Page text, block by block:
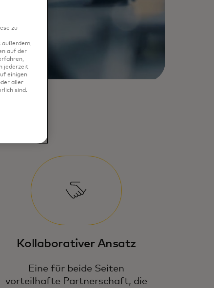
Kollaborativer Ansatz
Eine für beide Seiten
vorteilhafte Partnerschaft, die
zu
auf der
jederzeit
einigen
aller
sind.